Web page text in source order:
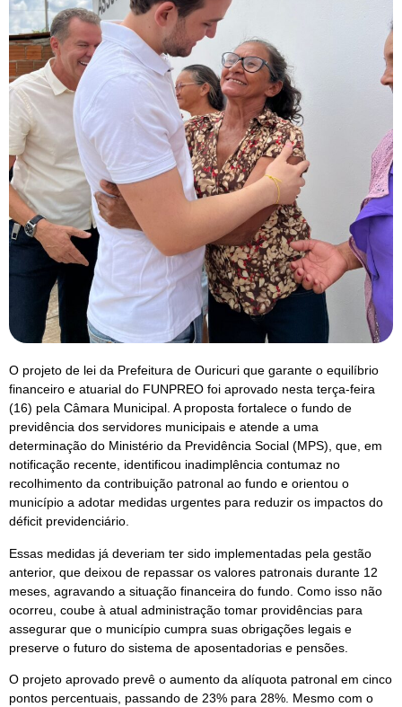
O projeto de lei da Prefeitura de Ouricuri que garante o equilíbrio
financeiro e atuarial do FUNPREO foi aprovado nesta terça-feira
(16) pela Câmara Municipal. A proposta fortalece o fundo de
previdência dos servidores municipais e atende a uma
determinação do Ministério da Previdência Social (MPS), que, em
notificação recente, identificou inadimplência contumaz no
recolhimento da contribuição patronal ao fundo e orientou o
município a adotar medidas urgentes para reduzir os impactos do
déficit previdenciário.
Essas medidas já deveriam ter sido implementadas pela gestão
anterior, que deixou de repassar os valores patronais durante 12
meses, agravando a situação financeira do fundo. Como isso não
ocorreu, coube à atual administração tomar providências para
assegurar que o município cumpra suas obrigações legais e
preserve o futuro do sistema de aposentadorias e pensões.
O projeto aprovado prevê o aumento da alíquota patronal em cinco
pontos percentuais, passando de 23% para 28%. Mesmo com o